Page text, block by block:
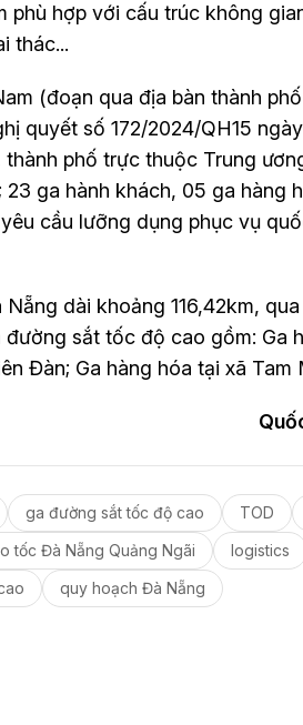
hợp với cấu trúc không
thác...
(đoạn qua địa bàn thành
quyết số 172/2024/QH15
phố trực thuộc Trung
ga hành khách, 05 ga hàng
cầu lưỡng dụng phục vụ
dài khoảng 116,42km,
sắt tốc độ cao gồm: Ga
Đàn; Ga hàng hóa tại xã Tam
ga đường sắt tốc độ cao TOD
tốc Đà Nẵng Quảng Ngãi logistics
quy hoạch Đà Nẵng